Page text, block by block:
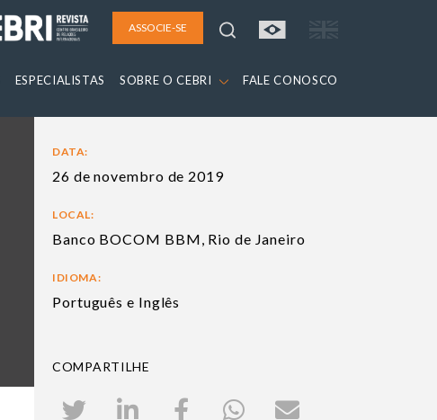
ASSOCIE-SE
ESPECIALISTAS SOBRE O CEBRI FALE CONOSCO
DATA:
26 de novembro de 2019
LOCAL:
Banco BOCOM BBM, Rio de Janeiro
IDIOMA:
Português e Inglês
COMPARTILHE